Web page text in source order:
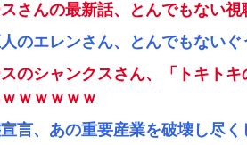
スさんの最新話、とんでもない
人のエレンさん、とんでもない
スのシャンクスさん、「トキト
ｗｗｗｗｗ
宣言、あの重要産業を破壊し尽く